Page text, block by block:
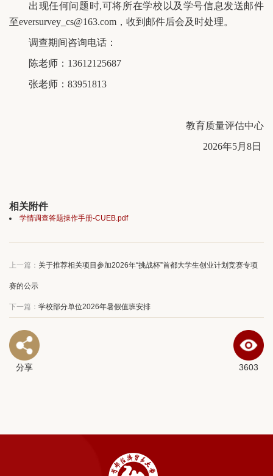
出现任何问题时,可将所在学校以及学号信息发送邮件
至eversurvey_cs@163.com，收到邮件后会及时处理。
调查期间咨询电话：
陈老师：13612125687
张老师：83951813
教育质量评估中心
2026年5月8日
相关附件
学情调查答题操作手册-CUEB.pdf
上一篇： 关于推荐相关项目参加2026年“挑战杯”首都大学生创业计划竞赛专项
赛的公示
下一篇： 学校部分单位2026年暑假值班安排
分享 3603